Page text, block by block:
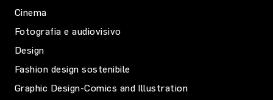
Cinema
Fotografia e audiovisivo
Design
Fashion design sostenibile
Graphic Design-Comics and Illustration